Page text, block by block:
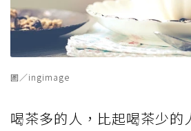
圖／ingimage
喝茶多的人，比起喝茶少的